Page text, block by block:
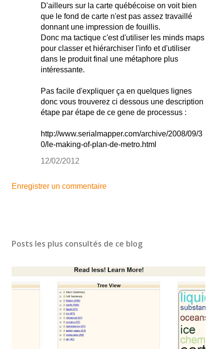
D'ailleurs sur la carte québécoise on voit bien
que le fond de carte n'est pas assez travaillé
donnant une impression de fouillis.
Donc ma tactique c'est d'utiliser les minds maps
pour classer et hiérarchiser l'info et d'utiliser
dans le produit final une métaphore plus
intéressante.
Pas facile d'expliquer ça en quelques lignes
donc vous trouverez ci dessous une description
étape par étape de ce gene de processus :
http://www.serialmapper.com/archive/2008/09/3
0/le-making-of-plan-de-metro.html
12/02/2012
Enregistrer un commentaire
Posts les plus consultés de ce blog